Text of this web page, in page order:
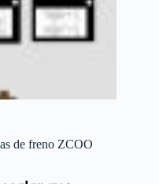
de freno ZCOO